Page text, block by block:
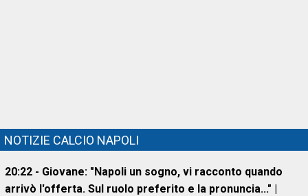
NOTIZIE CALCIO NAPOLI
20:22 - Giovane: "Napoli un sogno, vi racconto quando
arrivò l'offerta. Sul ruolo preferito e la pronuncia..." |